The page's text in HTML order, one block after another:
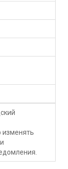
изменять